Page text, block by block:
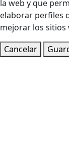
la web y que
elaborar perfiles
mejorar los sitios
Cancelar